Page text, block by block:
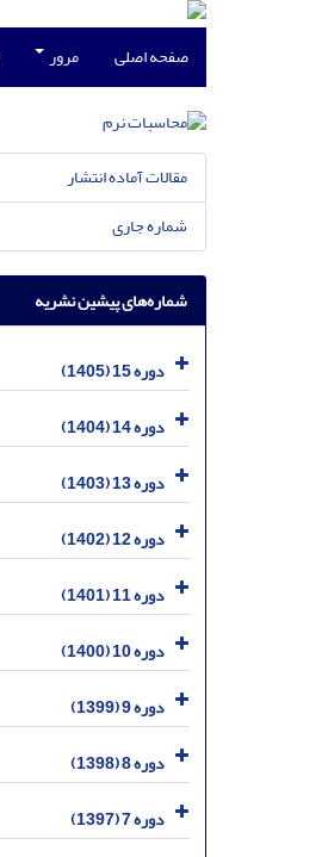
صفحه اصلی مرور
مقالات آماده انتشار
شماره جاری
شماره‌های پیشین نشریه
دوره 15 (1405)
دوره 14 (1404)
دوره 13 (1403)
دوره 12 (1402)
دوره 11 (1401)
دوره 10 (1400)
دوره 9 (1399)
دوره 8 (1398)
دوره 7 (1397)